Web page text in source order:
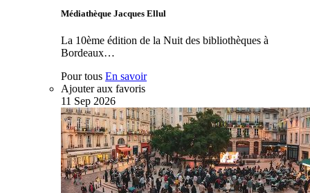
Médiathèque Jacques Ellul
La 10ème édition de la Nuit des bibliothèques à
Bordeaux…
Pour tous En savoir
Ajouter aux favoris
11 Sep 2026